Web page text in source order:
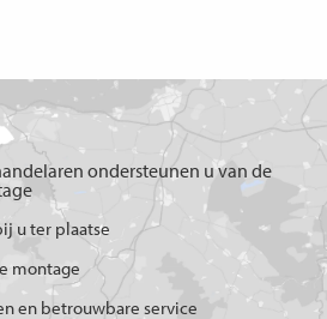
ondersteunen u van de
u ter plaatse
montage
en betrouwbare service